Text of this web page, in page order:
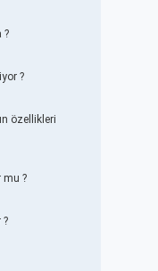
?
?
özellikleri
mu ?
?